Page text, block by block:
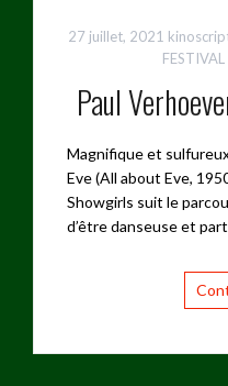
27 juillet, 2021
Paul
Magnifique et
Eve (All about Eve,
Showgirls suit le
d’être danseuse et